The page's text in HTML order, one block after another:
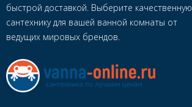
быстрой доставкой. Выберите качественную
сантехнику для вашей ванной комнаты от
ведущих мировых брендов.